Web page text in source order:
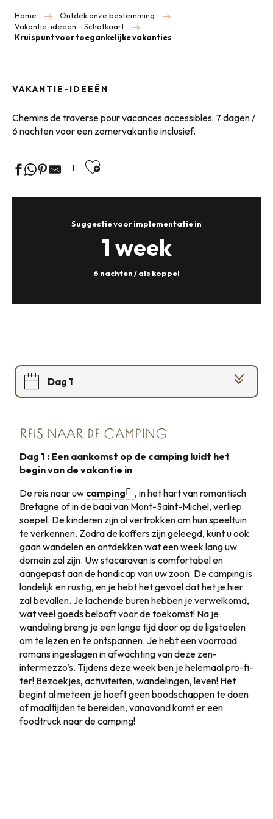
Home
Ontdek onze bestemming
Vakantie-ideeën – Schatkaart
Kruispunt voor toegankelijke vakanties
VAKANTIE-IDEEËN
Chemins de traverse pour vacances accessibles: 7 dagen /
6 nachten voor een zomervakantie inclusief.
Ajouter aux favoris
Suggestie voor implementatie in
1 week
6 nachten / als koppel
Dag 1
Dag 4
Dag 5
Dag 6
Dag 7
REIS NAAR DE CAMPING
Dag 1 : Een aankomst op de camping luidt het
begin van de vakantie in
De reis naar uw camping
, in het hart van romantisch
Bretagne of in de baai van Mont-Saint-Michel, verliep
soepel. De kinderen zijn al vertrokken om hun speeltuin
te verkennen. Zodra de koffers zijn geleegd, kunt u ook
gaan wandelen en ontdekken wat een week lang uw
domein zal zijn. Uw stacaravan is comfortabel en
aangepast aan de handicap van uw zoon. De camping is
landelijk en rustig, en je hebt het gevoel dat het je hier
zal bevallen. Je lachende buren hebben je verwelkomd,
wat veel goeds belooft voor de toekomst! Na je
wandeling breng je een lange tijd door op de ligstoelen
om te lezen en te ontspannen. Je hebt een voorraad
romans ingeslagen in afwachting van deze zen-
intermezzo’s. Tijdens deze week ben je helemaal pro-fi-
ter! Bezoekjes, activiteiten, wandelingen, leven! Het
begint al meteen: je hoeft geen boodschappen te doen
of maaltijden te bereiden, vanavond komt er een
foodtruck naar de camping!